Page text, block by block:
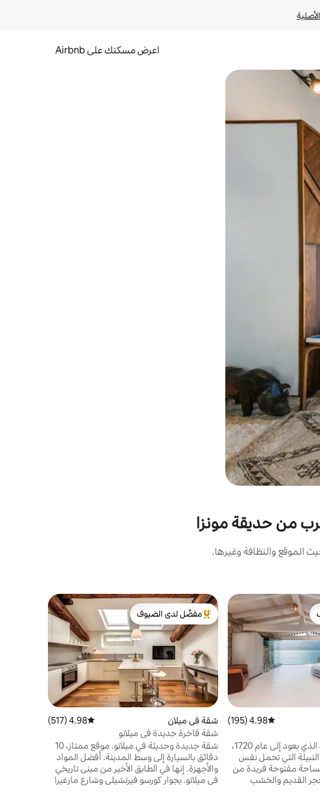
اعرض مسكنك على Airbnb
من حديقة مونزا
الموقع والنظافة وغيرها.
لدى الضيوف
متوسط التقييم 4.98 من 5، 195 مراجعات
4.98 (195)
إن حوض فيلا ساردانيا، الذي يعود إلى عام 1720،
النبيلة التي تحمل نفس
مفتوحة فريدة من
القديم والخشب
من أبرز البيوت المفضّلة لدى الضيوف
مفضّل لدى الضيوف
شقة في ميلان متوسط التقييم 4.98 من 5، 517 مراجعات
4.98 (517)
شقة فاخرة جديدة في ميلانو
شقة جديدة وحديثة في ميلانو. موقع ممتاز، 10
دقائق بالسيارة إلى وسط المدينة. أفضل المواد
والأجهزة. إنها في الطابق الأخير من مبنى تاريخي
في ميلانو. بجوار كورسو فيرتشيلي وشارع مارغيرا